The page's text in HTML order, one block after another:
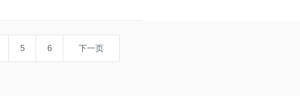
5 6 下一页